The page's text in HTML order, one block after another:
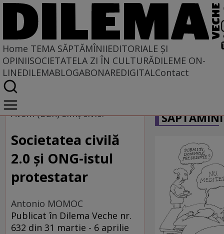
Home TEMA SĂPTĂMÎNIIEDITORIALE ȘI
OPINIISOCIETATELA ZI ÎN CULTURĂDILEME ON-
LINEDILEMABLOGABONAREDIGITALContact
Home
Tema săptămînii
Avem (bun) simţ civic?
Societatea civilă
2.0 şi ONG-istul
protestatar
Antonio MOMOC
Publicat în Dilema Veche nr.
632 din 31 martie - 6 aprilie